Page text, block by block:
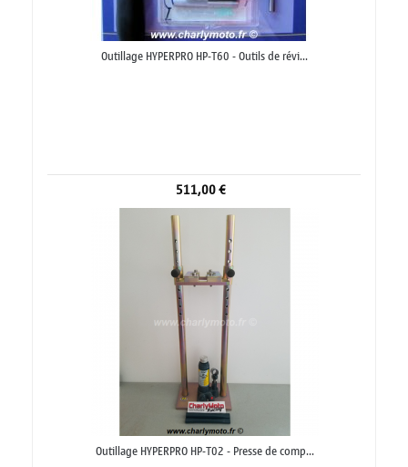
Outillage HYPERPRO HP-T60 - Outils de révi...
511,00 €
Outillage HYPERPRO HP-T02 - Presse de comp...